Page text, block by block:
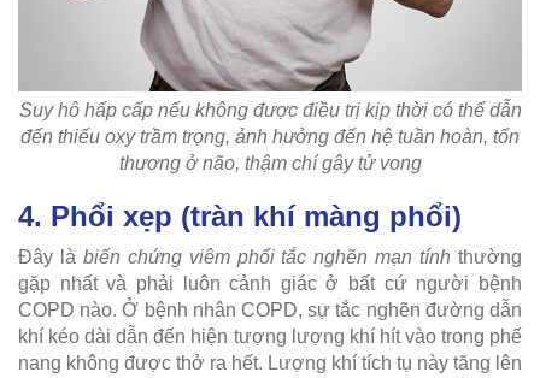
Suy hô hấp cấp nếu không được điều trị kịp thời có thể dẫn
đến thiếu oxy trầm trọng, ảnh hưởng đến hệ tuần hoàn, tổn
thương ở não, thậm chí gây tử vong
4. Phổi xẹp (tràn khí màng phổi)
Đây là biến chứng viêm phổi tắc nghẽn mạn tính thường
gặp nhất và phải luôn cảnh giác ở bất cứ người bệnh
COPD nào. Ở bệnh nhân COPD, sự tắc nghẽn đường dẫn
khí kéo dài dẫn đến hiện tượng lượng khí hít vào trong phế
nang không được thở ra hết. Lượng khí tích tụ này tăng lên